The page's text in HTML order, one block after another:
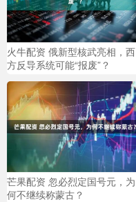
火牛配资 俄新型核武亮相，西
方反导系统可能“报废”？
芒果配资 忽必烈定国号元，为
何不继续称蒙古？